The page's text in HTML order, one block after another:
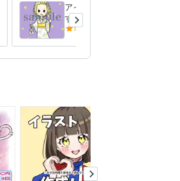
アイコンカラーチェンジしま
す 購入済みアイコンのカラ
ーチェンジです
5.0